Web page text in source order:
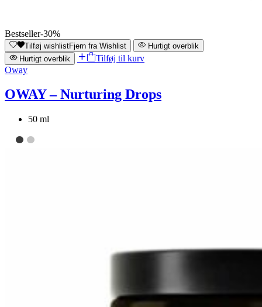
Bestseller-30%
Tilføj wishlistFjern fra Wishlist
Hurtigt overblik
Hurtigt overblik
Tilføj til kurv
Oway
OWAY – Nurturing Drops
50 ml